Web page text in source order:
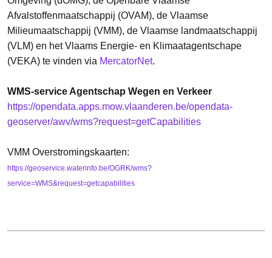
Afvalstoffenmaatschappij (OVAM), de Vlaamse
Milieumaatschappij (VMM), de Vlaamse landmaatschappij
(VLM) en het Vlaams Energie- en Klimaatagentschape
(VEKA) te vinden via MercatorNet.
WMS-service Agentschap Wegen en Verkeer
https://opendata.apps.mow.vlaanderen.be/opendata-
geoserver/awv/wms?request=getCapabilities
VMM Overstromingskaarten:
https://geoservice.waterinfo.be/OGRK/wms?
service=WMS&request=getcapabilities